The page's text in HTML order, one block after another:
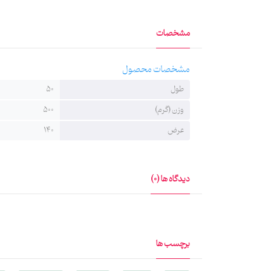
مشخصات
مشخصات محصول
طول
50
وزن (گرم)
500
عرض
140
دیدگاه ها (0)
برچسب ها